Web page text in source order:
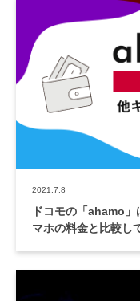
2021.7.8
ドコモの「ahamo
マホの料金と比較し